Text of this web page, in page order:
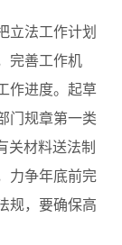
法工作计划
完善工作机
作进度。起草
门规章第一类
关材料送法制
力争年底前完
规，要确保高